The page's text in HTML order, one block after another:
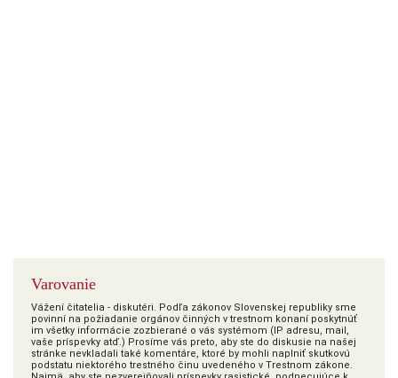
Varovanie
Vážení čitatelia - diskutéri. Podľa zákonov Slovenskej republiky sme
povinní na požiadanie orgánov činných v trestnom konaní poskytnúť
im všetky informácie zozbierané o vás systémom (IP adresu, mail,
vaše príspevky atď.) Prosíme vás preto, aby ste do diskusie na našej
stránke nevkladali také komentáre, ktoré by mohli naplniť skutkovú
podstatu niektorého trestného činu uvedeného v Trestnom zákone.